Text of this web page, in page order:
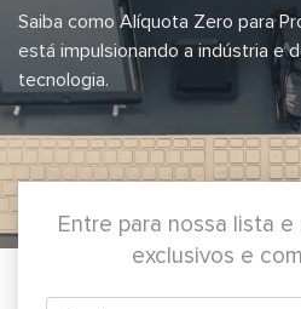
Saiba como Alíquota Zero para
está impulsionando a indústria e
tecnologia.
Entre para nossa lista
exclusivos e